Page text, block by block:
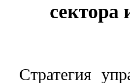
сектора
Стратегия